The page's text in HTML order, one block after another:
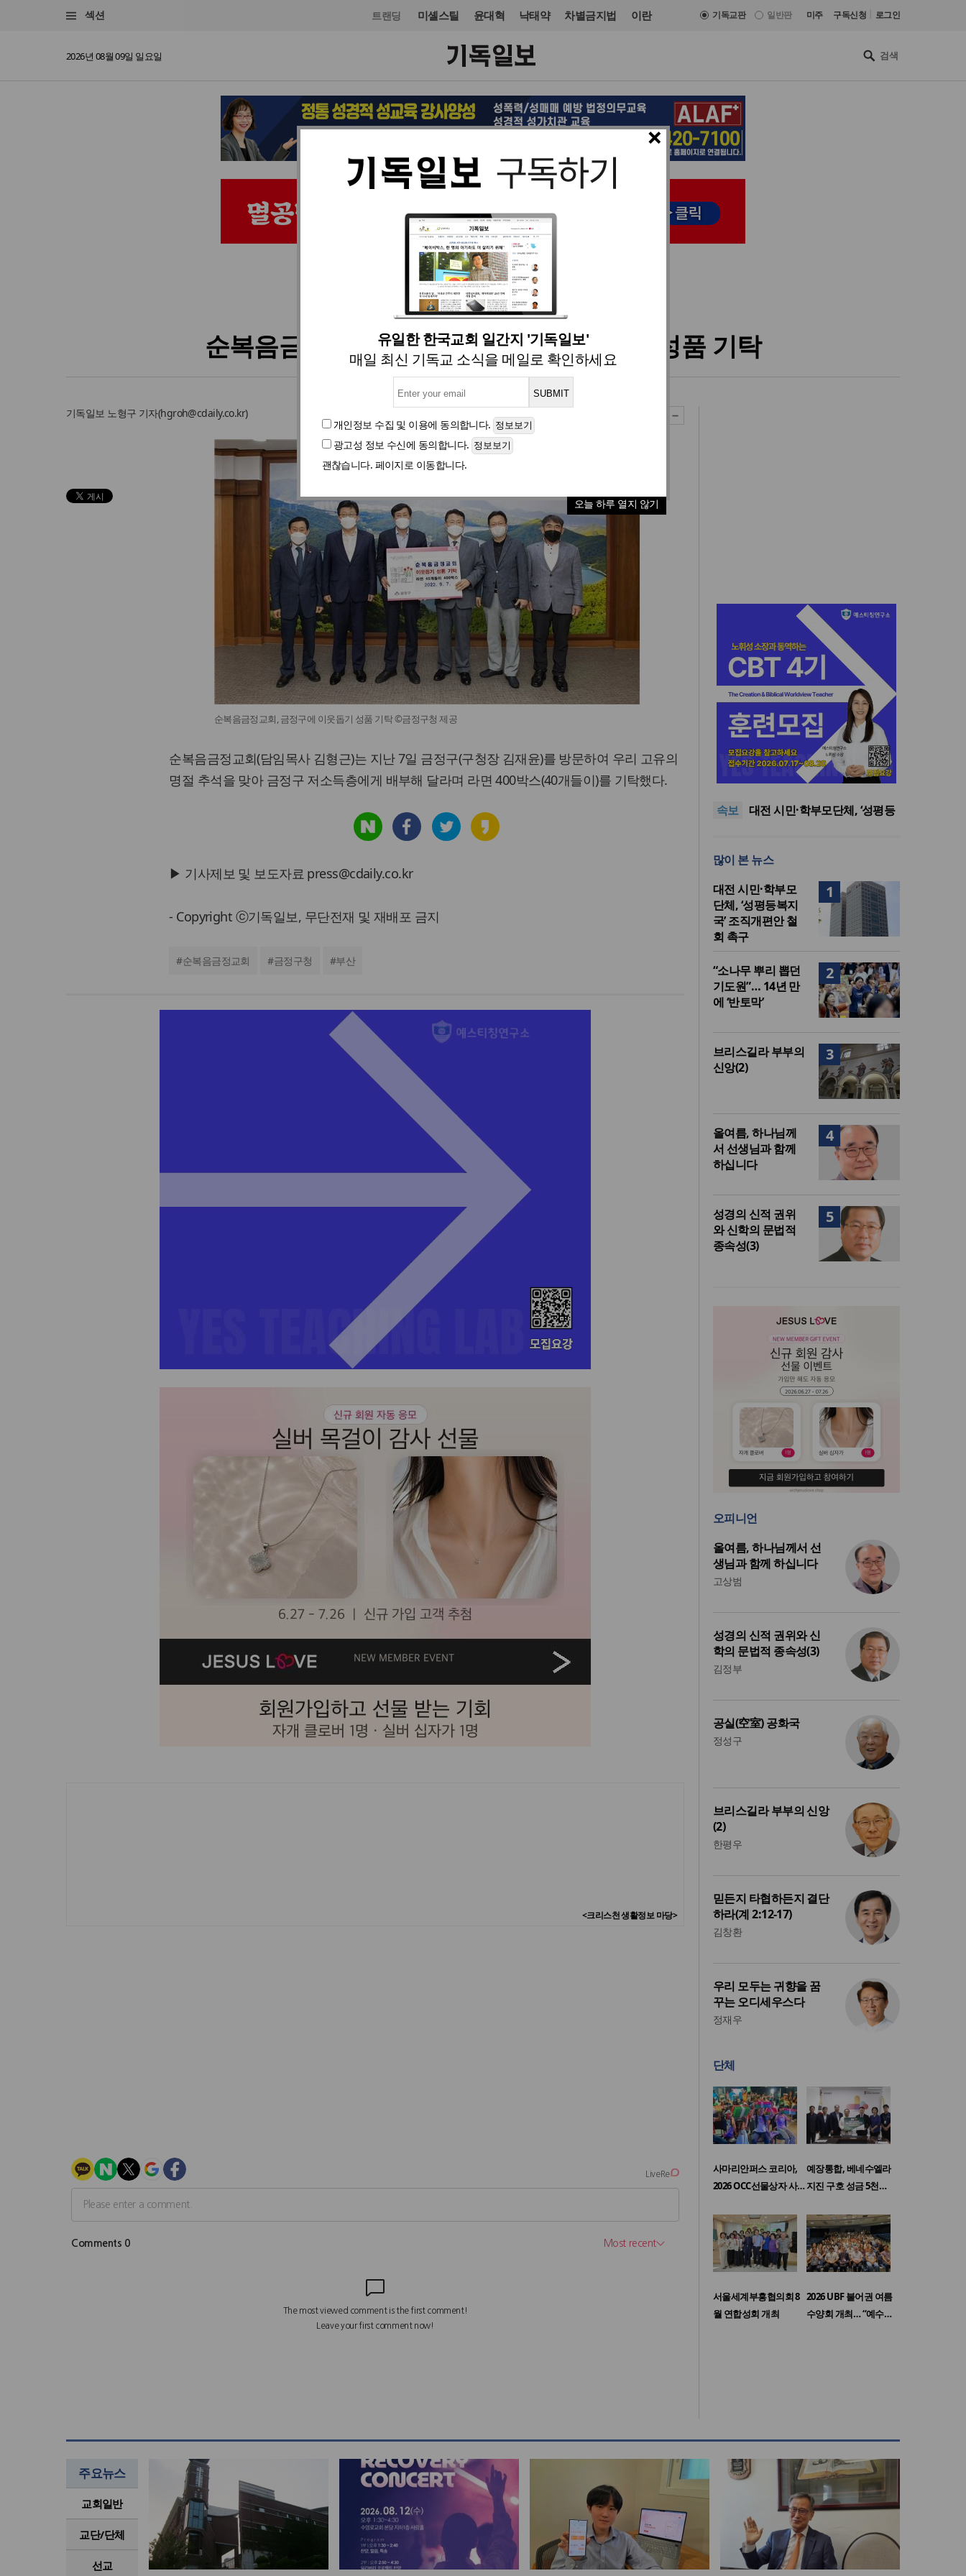
섹션 트랜딩 미셸스틸 윤대혁 낙태약 차별금지법 이란 기독교판 일반판 미주 구독신청 로그인
2026년 08월 09일 일요일
×
유일한 한국교회 일간지 '기독일보'
매일 최신 기독교 소식을 메일로 확인하세요
개인정보 수집 및 이용에 동의합니다.
광고성 정보 수신에 동의합니다.
괜찮습니다. 페이지로 이동합니다.
오늘 하루 열지 않기
교회일반 교회 입력 2022. 09. 14 17:26
순복음금정교회, 부산 금정구에 이웃돕기 성품 기탁
기독일보 노형구 기자(hgroh@cdaily.co.kr)
순복음금정교회, 금정구에 이웃돕기 성품 기탁 ©금정구청 제공
순복음금정교회(담임목사 김형근)는 지난 7일 금정구(구청장 김재윤)를 방문하여 우리 고유의
명절 추석을 맞아 금정구 저소득층에게 배부해 달라며 라면 400박스(40개들이)를 기탁했다.
▶ 기사제보 및 보도자료 press@cdaily.co.kr
- Copyright ⓒ기독일보, 무단전재 및 재배포 금지
#순복음금정교회 #금정구청 #부산
<크리스천 생활정보 마당>
속보
한동대 RISE사업단, 포항 죽도
시장 담은 로컬 매거진 ‘포항집’
8·15 전국통일광장 연합기도
대전 시민·학부모단체, ‘성평등
시장 담은 로컬 매거진 ‘포항집’
8·15 전국통일광장 연합기도
회, 대전서 열린다
많이 본 뉴스
1
대전 시민·학부모
단체, ‘성평등복지
국’ 조직개편안 철
회 촉구
2
“소나무 뿌리 뽑던
기도원”… 14년 만
에 ‘반토막’
3
브리스길라 부부의
신앙(2)
4
올여름, 하나님께
서 선생님과 함께
하십니다
5
성경의 신적 권위
와 신학의 문법적
종속성(3)
오피니언
올여름, 하나님께서 선
생님과 함께 하십니다
고상범
성경의 신적 권위와 신
학의 문법적 종속성(3)
김정부
공실(空室) 공화국
정성구
브리스길라 부부의 신앙
(2)
한평우
믿든지 타협하든지 결단
하라(계 2:12-17)
김창환
우리 모두는 귀향을 꿈
꾸는 오디세우스다
정재우
단체
사마리안퍼스 코리아,
2026 OCC선물상자 사…
예장통합, 베네수엘라
지진 구호 성금 5천…
서울세계부흥협의회 8
월 연합성회 개최
2026 UBF 불어권 여름
수양회 개최… “예수…
주요뉴스
교회일반
교단/단체
선교